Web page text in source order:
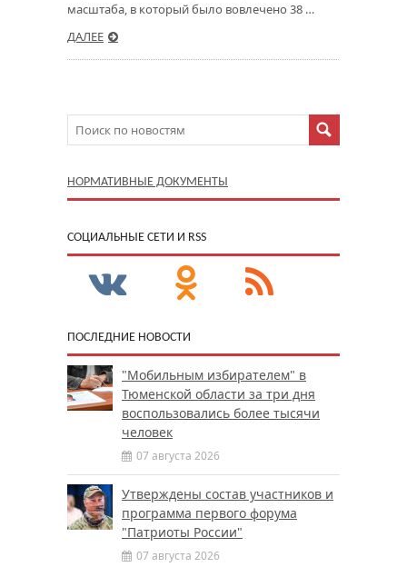
масштаба, в который было вовлечено 38 …
ДАЛЕЕ
НОРМАТИВНЫЕ ДОКУМЕНТЫ
CОЦИАЛЬНЫЕ СЕТИ И RSS
ПОСЛЕДНИЕ НОВОСТИ
"Мобильным избирателем" в
Тюменской области за три дня
воспользовались более тысячи
человек
07 августа 2026
Утверждены состав участников и
программа первого форума
"Патриоты России"
07 августа 2026